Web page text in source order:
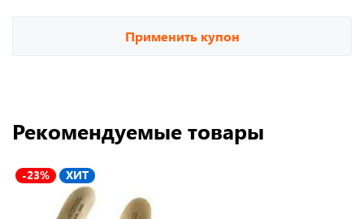
Применить купон
Рекомендуемые товары
-23% ХИТ